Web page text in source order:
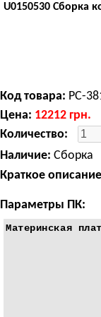
U0150530 Сборка
Код товара: PC-
Цена: 12212 грн.
Количество:
Наличие: Сборка
Краткое
Параметры ПК:
Материнская